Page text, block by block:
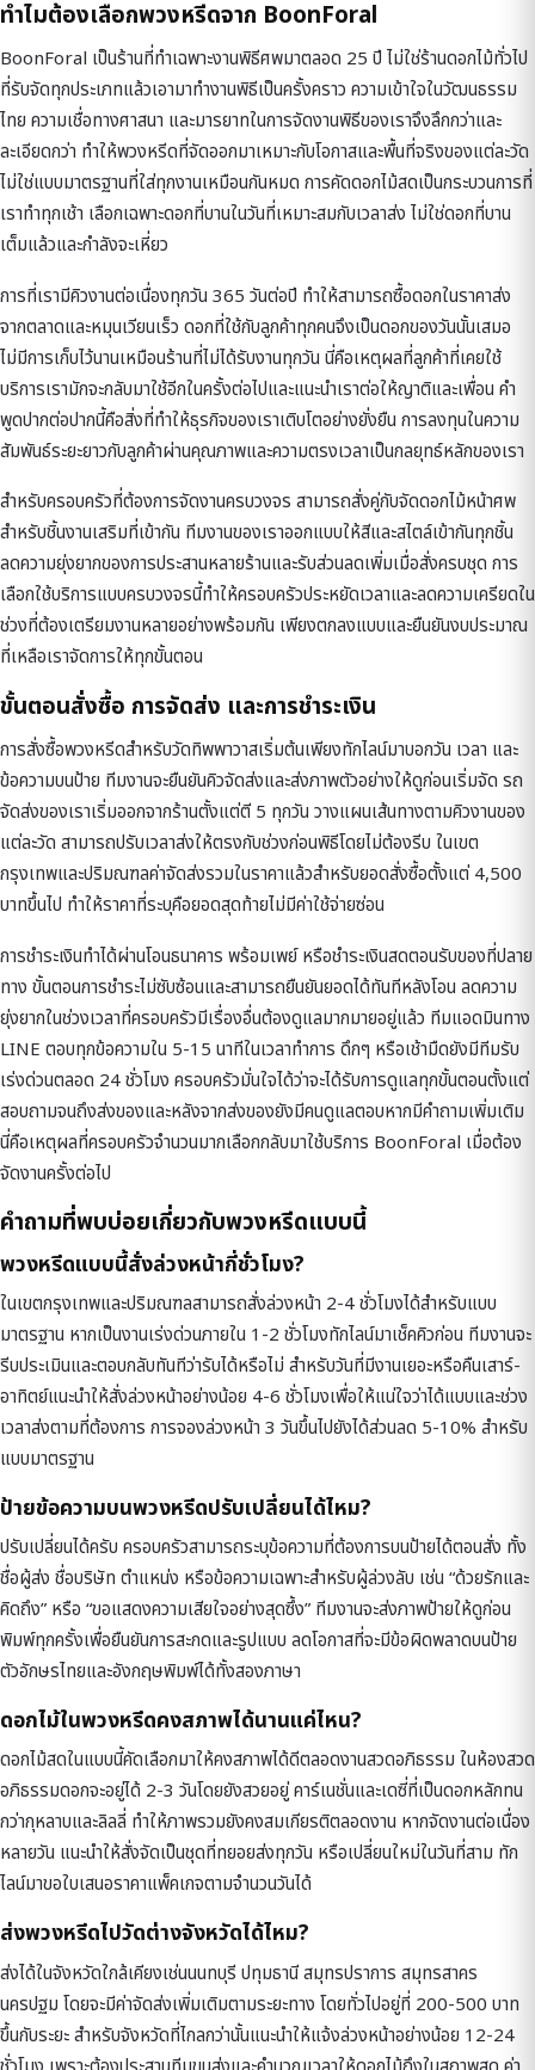
ทำไมต้องเลือกพวงหรีดจาก BoonForal
BoonForal เป็นร้านที่ทำเฉพาะงานพิธีศพมาตลอด 25 ปี ไม่ใช่ร้านดอกไม้ทั่วไป
ที่รับจัดทุกประเภทแล้วเอามาทำงานพิธีเป็นครั้งคราว ความเข้าใจในวัฒนธรรม
ไทย ความเชื่อทางศาสนา และมารยาทในการจัดงานพิธีของเราจึงลึกกว่าและ
ละเอียดกว่า ทำให้พวงหรีดที่จัดออกมาเหมาะกับโอกาสและพื้นที่จริงของแต่ละวัด
ไม่ใช่แบบมาตรฐานที่ใส่ทุกงานเหมือนกันหมด การคัดดอกไม้สดเป็นกระบวนการที่
เราทำทุกเช้า เลือกเฉพาะดอกที่บานในวันที่เหมาะสมกับเวลาส่ง ไม่ใช่ดอกที่บาน
เต็มแล้วและกำลังจะเหี่ยว
การที่เรามีคิวงานต่อเนื่องทุกวัน 365 วันต่อปี ทำให้สามารถซื้อดอกในราคาส่ง
จากตลาดและหมุนเวียนเร็ว ดอกที่ใช้กับลูกค้าทุกคนจึงเป็นดอกของวันนั้นเสมอ
ไม่มีการเก็บไว้นานเหมือนร้านที่ไม่ได้รับงานทุกวัน นี่คือเหตุผลที่ลูกค้าที่เคยใช้
บริการเรามักจะกลับมาใช้อีกในครั้งต่อไปและแนะนำเราต่อให้ญาติและเพื่อน คำ
พูดปากต่อปากนี้คือสิ่งที่ทำให้ธุรกิจของเราเติบโตอย่างยั่งยืน การลงทุนในความ
สัมพันธ์ระยะยาวกับลูกค้าผ่านคุณภาพและความตรงเวลาเป็นกลยุทธ์หลักของเรา
สำหรับครอบครัวที่ต้องการจัดงานครบวงจร สามารถสั่งคู่กับจัดดอกไม้หน้าศพ
สำหรับชิ้นงานเสริมที่เข้ากัน ทีมงานของเราออกแบบให้สีและสไตล์เข้ากันทุกชิ้น
ลดความยุ่งยากของการประสานหลายร้านและรับส่วนลดเพิ่มเมื่อสั่งครบชุด การ
เลือกใช้บริการแบบครบวงจรนี้ทำให้ครอบครัวประหยัดเวลาและลดความเครียดใน
ช่วงที่ต้องเตรียมงานหลายอย่างพร้อมกัน เพียงตกลงแบบและยืนยันงบประมาณ
ที่เหลือเราจัดการให้ทุกขั้นตอน
ขั้นตอนสั่งซื้อ การจัดส่ง และการชำระเงิน
การสั่งซื้อพวงหรีดสำหรับวัดทิพพาวาสเริ่มต้นเพียงทักไลน์มาบอกวัน เวลา และ
ข้อความบนป้าย ทีมงานจะยืนยันคิวจัดส่งและส่งภาพตัวอย่างให้ดูก่อนเริ่มจัด รถ
จัดส่งของเราเริ่มออกจากร้านตั้งแต่ตี 5 ทุกวัน วางแผนเส้นทางตามคิวงานของ
แต่ละวัด สามารถปรับเวลาส่งให้ตรงกับช่วงก่อนพิธีโดยไม่ต้องรีบ ในเขต
กรุงเทพและปริมณฑลค่าจัดส่งรวมในราคาแล้วสำหรับยอดสั่งซื้อตั้งแต่ 4,500
บาทขึ้นไป ทำให้ราคาที่ระบุคือยอดสุดท้ายไม่มีค่าใช้จ่ายซ่อน
การชำระเงินทำได้ผ่านโอนธนาคาร พร้อมเพย์ หรือชำระเงินสดตอนรับของที่ปลาย
ทาง ขั้นตอนการชำระไม่ซับซ้อนและสามารถยืนยันยอดได้ทันทีหลังโอน ลดความ
ยุ่งยากในช่วงเวลาที่ครอบครัวมีเรื่องอื่นต้องดูแลมากมายอยู่แล้ว ทีมแอดมินทาง
LINE ตอบทุกข้อความใน 5-15 นาทีในเวลาทำการ ดึกๆ หรือเช้ามืดยังมีทีมรับ
เร่งด่วนตลอด 24 ชั่วโมง ครอบครัวมั่นใจได้ว่าจะได้รับการดูแลทุกขั้นตอนตั้งแต่
สอบถามจนถึงส่งของและหลังจากส่งของยังมีคนดูแลตอบหากมีคำถามเพิ่มเติม
นี่คือเหตุผลที่ครอบครัวจำนวนมากเลือกกลับมาใช้บริการ BoonForal เมื่อต้อง
จัดงานครั้งต่อไป
คำถามที่พบบ่อยเกี่ยวกับพวงหรีดแบบนี้
พวงหรีดแบบนี้สั่งล่วงหน้ากี่ชั่วโมง?
ในเขตกรุงเทพและปริมณฑลสามารถสั่งล่วงหน้า 2-4 ชั่วโมงได้สำหรับแบบ
มาตรฐาน หากเป็นงานเร่งด่วนภายใน 1-2 ชั่วโมงทักไลน์มาเช็คคิวก่อน ทีมงานจะ
รีบประเมินและตอบกลับทันทีว่ารับได้หรือไม่ สำหรับวันที่มีงานเยอะหรือคืนเสาร์-
อาทิตย์แนะนำให้สั่งล่วงหน้าอย่างน้อย 4-6 ชั่วโมงเพื่อให้แน่ใจว่าได้แบบและช่วง
เวลาส่งตามที่ต้องการ การจองล่วงหน้า 3 วันขึ้นไปยังได้ส่วนลด 5-10% สำหรับ
แบบมาตรฐาน
ป้ายข้อความบนพวงหรีดปรับเปลี่ยนได้ไหม?
ปรับเปลี่ยนได้ครับ ครอบครัวสามารถระบุข้อความที่ต้องการบนป้ายได้ตอนสั่ง ทั้ง
ชื่อผู้ส่ง ชื่อบริษัท ตำแหน่ง หรือข้อความเฉพาะสำหรับผู้ล่วงลับ เช่น “ด้วยรักและ
คิดถึง” หรือ “ขอแสดงความเสียใจอย่างสุดซึ้ง” ทีมงานจะส่งภาพป้ายให้ดูก่อน
พิมพ์ทุกครั้งเพื่อยืนยันการสะกดและรูปแบบ ลดโอกาสที่จะมีข้อผิดพลาดบนป้าย
ตัวอักษรไทยและอังกฤษพิมพ์ได้ทั้งสองภาษา
ดอกไม้ในพวงหรีดคงสภาพได้นานแค่ไหน?
ดอกไม้สดในแบบนี้คัดเลือกมาให้คงสภาพได้ดีตลอดงานสวดอภิธรรม ในห้องสวด
อภิธรรมดอกจะอยู่ได้ 2-3 วันโดยยังสวยอยู่ คาร์เนชั่นและเดซี่ที่เป็นดอกหลักทน
กว่ากุหลาบและลิลลี่ ทำให้ภาพรวมยังคงสมเกียรติตลอดงาน หากจัดงานต่อเนื่อง
หลายวัน แนะนำให้สั่งจัดเป็นชุดที่ทยอยส่งทุกวัน หรือเปลี่ยนใหม่ในวันที่สาม ทัก
ไลน์มาขอใบเสนอราคาแพ็คเกจตามจำนวนวันได้
ส่งพวงหรีดไปวัดต่างจังหวัดได้ไหม?
ส่งได้ในจังหวัดใกล้เคียงเช่นนนทบุรี ปทุมธานี สมุทรปราการ สมุทรสาคร
นครปฐม โดยจะมีค่าจัดส่งเพิ่มเติมตามระยะทาง โดยทั่วไปอยู่ที่ 200-500 บาท
ขึ้นกับระยะ สำหรับจังหวัดที่ไกลกว่านั้นแนะนำให้แจ้งล่วงหน้าอย่างน้อย 12-24